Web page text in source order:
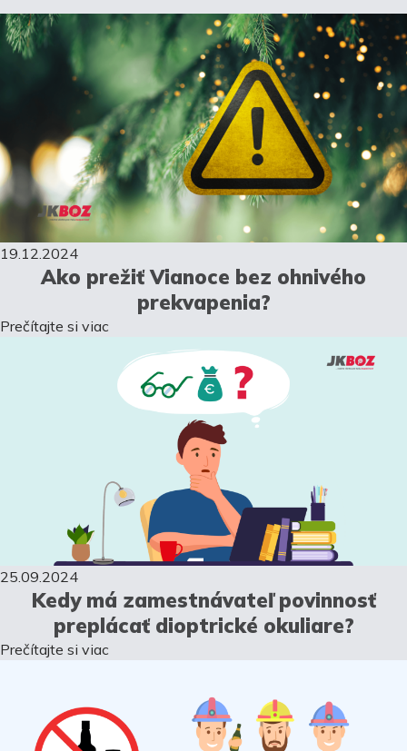
19.12.2024
Ako prežiť Vianoce bez ohnivého
prekvapenia?
Prečítajte si viac
25.09.2024
Kedy má zamestnávateľ povinnosť
preplácať dioptrické okuliare?
Prečítajte si viac